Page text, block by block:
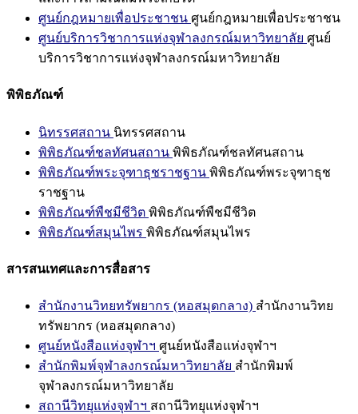
ศูนย์กฎหมายเพื่อประชาชน ศูนย์กฎหมายเพื่อประชาชน
ศูนย์บริการวิชาการแห่งจุฬาลงกรณ์มหาวิทยาลัย ศูนย์
บริการวิชาการแห่งจุฬาลงกรณ์มหาวิทยาลัย
พิพิธภัณฑ์
นิทรรศสถาน นิทรรศสถาน
พิพิธภัณฑ์ชลทัศนสถาน พิพิธภัณฑ์ชลทัศนสถาน
พิพิธภัณฑ์พระจุฑาธุชราชฐาน พิพิธภัณฑ์พระจุฑาธุช
ราชฐาน
พิพิธภัณฑ์พืชมีชีวิต พิพิธภัณฑ์พืชมีชีวิต
พิพิธภัณฑ์สมุนไพร พิพิธภัณฑ์สมุนไพร
สารสนเทศและการสื่อสาร
สำนักงานวิทยทรัพยากร (หอสมุดกลาง) สำนักงานวิทย
ทรัพยากร (หอสมุดกลาง)
ศูนย์หนังสือแห่งจุฬาฯ ศูนย์หนังสือแห่งจุฬาฯ
สำนักพิมพ์จุฬาลงกรณ์มหาวิทยาลัย สำนักพิมพ์
จุฬาลงกรณ์มหาวิทยาลัย
สถานีวิทยุแห่งจุฬาฯ สถานีวิทยุแห่งจุฬาฯ